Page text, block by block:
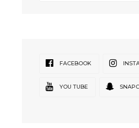
FACEBOOK
YOU TUBE